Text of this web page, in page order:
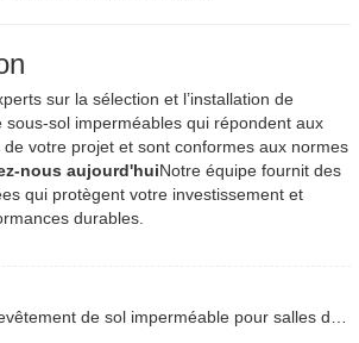
sur la sélection et l’installation de
sous-sol imperméables qui répondent aux
votre projet et sont conformes aux normes
nous aujourd'huiNotre équipe fournit des
qui protègent votre investissement et
durables.